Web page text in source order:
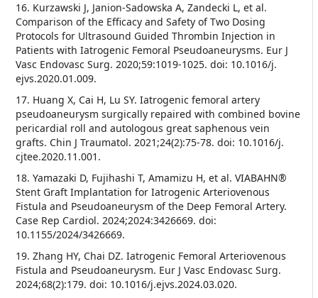
16. Kurzawski J, Janion-Sadowska A, Zandecki L, et al.
Comparison of the Efficacy and Safety of Two Dosing
Protocols for Ultrasound Guided Thrombin Injection in
Patients with Iatrogenic Femoral Pseudoaneurysms. Eur J
Vasc Endovasc Surg. 2020;59:1019-1025. doi: 10.1016/j.
ejvs.2020.01.009.
17. Huang X, Cai H, Lu SY. Iatrogenic femoral artery
pseudoaneurysm surgically repaired with combined bovine
pericardial roll and autologous great saphenous vein
grafts. Chin J Traumatol. 2021;24(2):75-78. doi: 10.1016/j.
cjtee.2020.11.001.
18. Yamazaki D, Fujihashi T, Amamizu H, et al. VIABAHN®
Stent Graft Implantation for Iatrogenic Arteriovenous
Fistula and Pseudoaneurysm of the Deep Femoral Artery.
Case Rep Cardiol. 2024;2024:3426669. doi:
10.1155/2024/3426669.
19. Zhang HY, Chai DZ. Iatrogenic Femoral Arteriovenous
Fistula and Pseudoaneurysm. Eur J Vasc Endovasc Surg.
2024;68(2):179. doi: 10.1016/j.ejvs.2024.03.020.